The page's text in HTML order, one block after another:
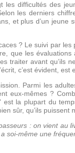
les difficultés des
les derniers
et plus d’un
? Le suivi par
que les
traiter avant qu’ils
c’est évident,
Parmi les
eux-mêmes ?
la plupart du
sûr, qu’ils puissent
: on vient
soi-même une